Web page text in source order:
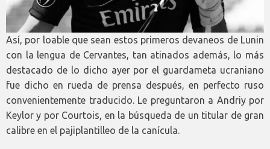
Así, por loable que sean estos primeros devaneos de Lunin
con la lengua de Cervantes, tan atinados además, lo más
destacado de lo dicho ayer por el guardameta ucraniano
fue dicho en rueda de prensa después, en perfecto ruso
convenientemente traducido. Le preguntaron a Andriy por
Keylor y por Courtois, en la búsqueda de un titular de gran
calibre en el pajiplantilleo de la canícula.